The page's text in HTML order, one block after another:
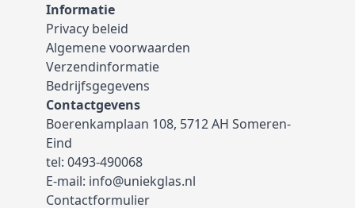
Informatie
Privacy beleid
Algemene voorwaarden
Verzendinformatie
Bedrijfsgegevens
Contactgevens
Boerenkamplaan 108, 5712 AH Someren-
Eind
tel: 0493-490068
E-mail: info@uniekglas.nl
Contactformulier